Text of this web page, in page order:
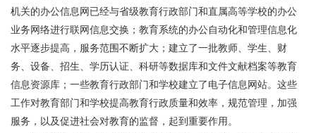
机关的办公信息网已经与省级教育行政部门和直属高等学校的办公
业务网络进行联网信息交换；教育系统的办公自动化和管理信息化
水平逐步提高，服务范围不断扩大；建立了一批教师、学生、财
务、设备、招生、学历认证、科研等数据库和文件文献档案等教育
信息资源库；一些教育行政部门和学校建立了电子信息网站。这些
工作对教育部门和学校提高教育行政质量和效率，规范管理，加强
服务，以及促进社会对教育的监督，起到重要作用。